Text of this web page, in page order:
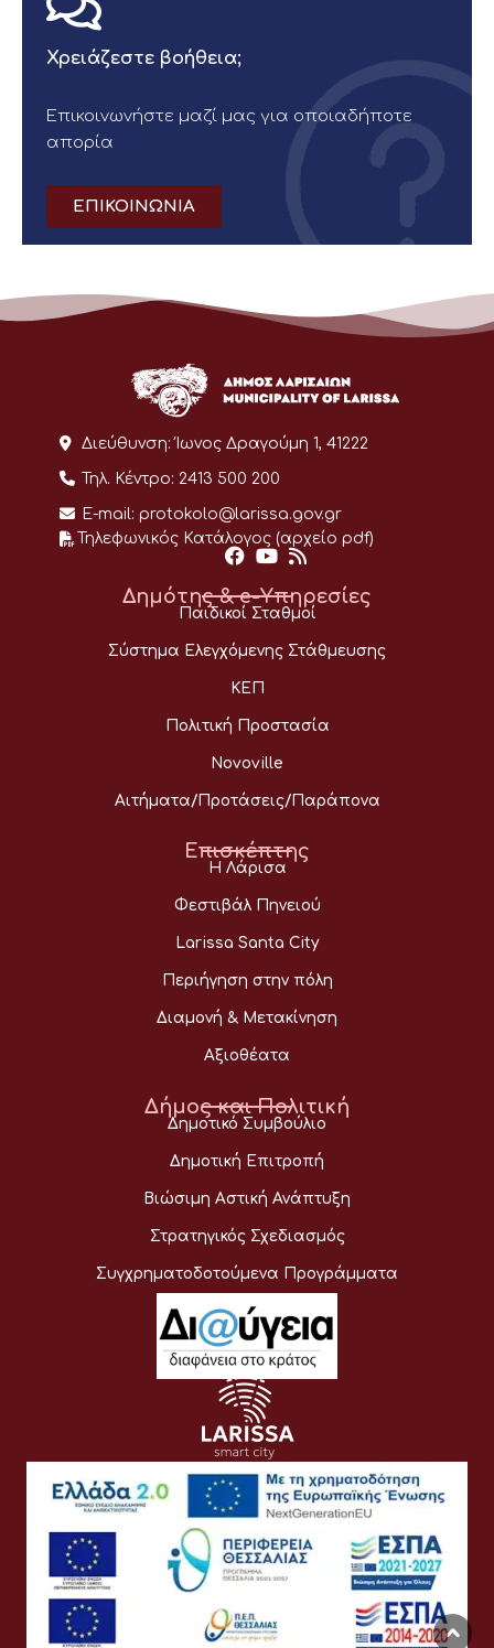
Χρειάζεστε βοήθεια;
Επικοινωνήστε μαζί μας για οποιαδήποτε
απορία
ΕΠΙΚΟΙΝΩΝΙΑ
Διεύθυνση: Ίωνος Δραγούμη 1, 41222
Τηλ. Κέντρο: 2413 500 200
E-mail: protokolo@larissa.gov.gr
Τηλεφωνικός Κατάλογος (αρχείο pdf)
Δημότης & e-Υπηρεσίες
Παιδικοί Σταθμοί
Σύστημα Ελεγχόμενης Στάθμευσης
ΚΕΠ
Πολιτική Προστασία
Novoville
Αιτήματα/Προτάσεις/Παράπονα
Επισκέπτης
Η Λάρισα
Φεστιβάλ Πηνειού
Larissa Santa City
Περιήγηση στην πόλη
Διαμονή & Μετακίνηση
Αξιοθέατα
Δήμος και Πολιτική
Δημοτικό Συμβούλιο
Δημοτική Επιτροπή
Βιώσιμη Αστική Ανάπτυξη
Στρατηγικός Σχεδιασμός
Συγχρηματοδοτούμενα Προγράμματα